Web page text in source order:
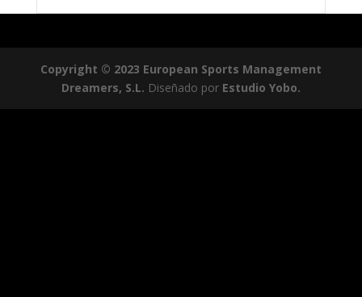
Copyright © 2023 European Sports Management
Dreamers, S.L. Diseñado por Estudio Yobo.